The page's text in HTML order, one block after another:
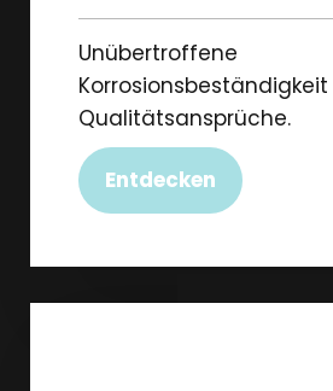
Unübertroffene
Qualitätsansprüche.
Entdecken